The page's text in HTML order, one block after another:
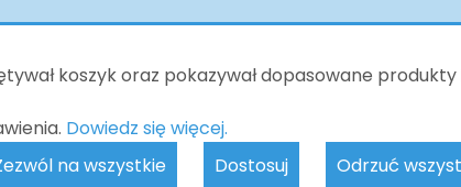
koszyk oraz pokazywał dopasowane
Dowiedz się więcej.
na wszystkie
Dostosuj Odrzuć
nieczynne - kontakt tylko poprzez e-mail.
od 10.06.2026. Przepraszamy za wszelkie